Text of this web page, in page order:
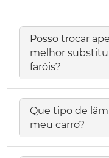
Posso trocar
melhor
faróis?
Que tipo de
meu carro?